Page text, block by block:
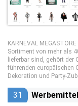
KARNEVAL
Sortiment von mehr als
lieferbar sind, gehört der
führenden europäischen
Dekoration und Party-
31 Werbemittel